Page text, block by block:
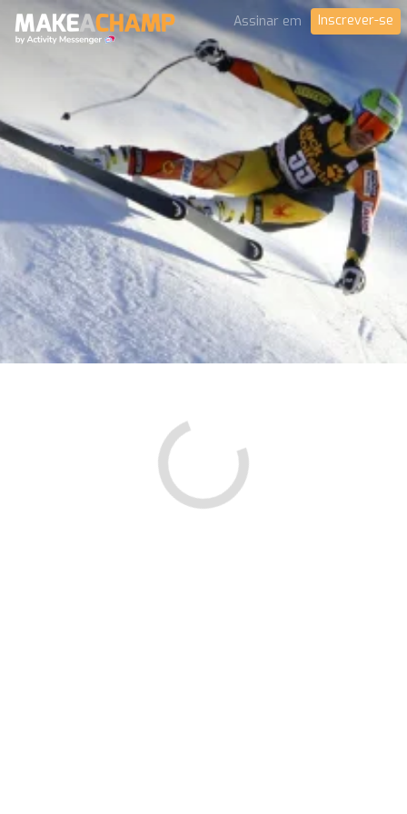
Assinar em Inscrever-se